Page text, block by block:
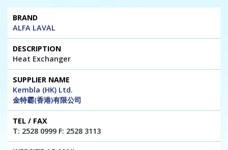
Brand
Fax
ALFA LAVAL
Heat Exchanger
Kembla (HK) Ltd.
金特霸(香港)有限公司
T: 2528 0999 F: 2528 3113